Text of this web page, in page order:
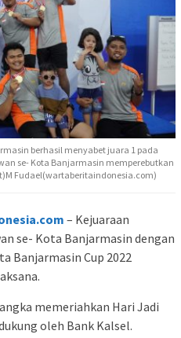
berhasil menyabet juara 1 pada
se- Kota Banjarmasin memperebutkan
Fudael(wartaberitaindonesia.com)
– Kejuaraan
se- Kota Banjarmasin dengan
Banjarmasin Cup 2022
memeriahkan Hari Jadi
oleh Bank Kalsel.